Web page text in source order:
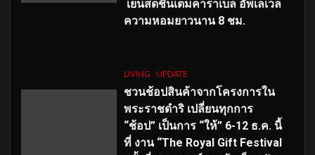
เย็นสดชื่นเต็มคาราเบล อัพเลเวล
ความหอมยาวนาน 8 ชม.
LIVING UPDATE
ชวนช้อปสินค้าจากโครงการใน
พระราชดำริ เปลี่ยนทุกการ
“ช้อป” เป็นการ “ให้” 6-12 ธ.ค. นี้
ที่ งาน “The Royal Gift Festival